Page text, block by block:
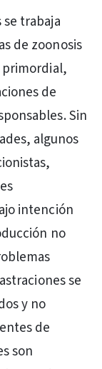
se trabaja
de zoonosis
primordial,
de
Sin
algunos
intención
no
se
y no
de
son